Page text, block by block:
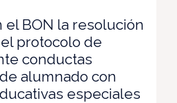
el BON la resolución
protocolo de
conductas
alumnado con
especiales